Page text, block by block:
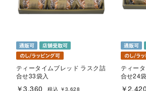
ティータイムブレッド ラスク詰
合せ33袋入
￥3,360 税込 ￥3,628
ティー
合せ24
￥2,420